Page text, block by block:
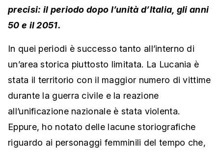
precisi: il periodo dopo l’unità d’Italia, gli anni
50 e il 2051.
In quei periodi è successo tanto all’interno di
un’area storica piuttosto limitata. La Lucania è
stata il territorio con il maggior numero di vittime
durante la guerra civile e la reazione
all’unificazione nazionale è stata violenta.
Eppure, ho notato delle lacune storiografiche
riguardo ai personaggi femminili del tempo che,